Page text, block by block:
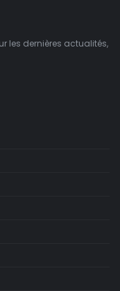
les dernières actualités,